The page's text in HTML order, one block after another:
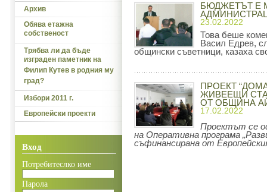
Архив
Обява етажна
собственост
Трябва ли да бъде
изграден паметник на
Филип Кутев в родния му
град?
Избори 2011 г.
Европейски проекти
Вход
Потребитеслко име
Парола
БЮДЖЕТЪТ Е
23.02.2022
Това беше
Васил Едрев,
общински съветници, казаха
ПРОЕКТ
ЖИВЕЕЩИ
ОТ ОБЩИНА
17.02.2022
Проектът се
на Оперативна програма
съфинансирана от